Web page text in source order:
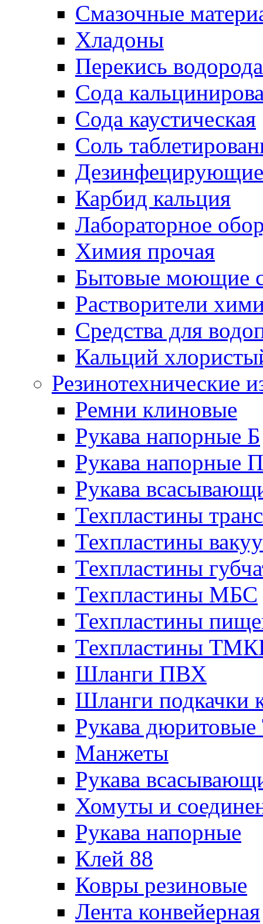
Смазочные
Хладоны
Перекись водорода
Сода
Сода каустическая
Соль
Дезинфецирующие
Карбид кальция
Лабораторное
Химия прочая
Бытовые моющие
Растворители
Средства для
Кальций
Резинотехнические
Ремни клиновые
Рукава напорные Б
Рукава напорные П
Рукава
Техпластины
Техпластины
Техпластины
Техпластины МБС
Техпластины
Техпластины
Шланги ПВХ
Шланги подкачки
Рукава
Манжеты
Рукава
Хомуты и
Рукава напорные
Клей 88
Ковры резиновые
Лента конвейерная